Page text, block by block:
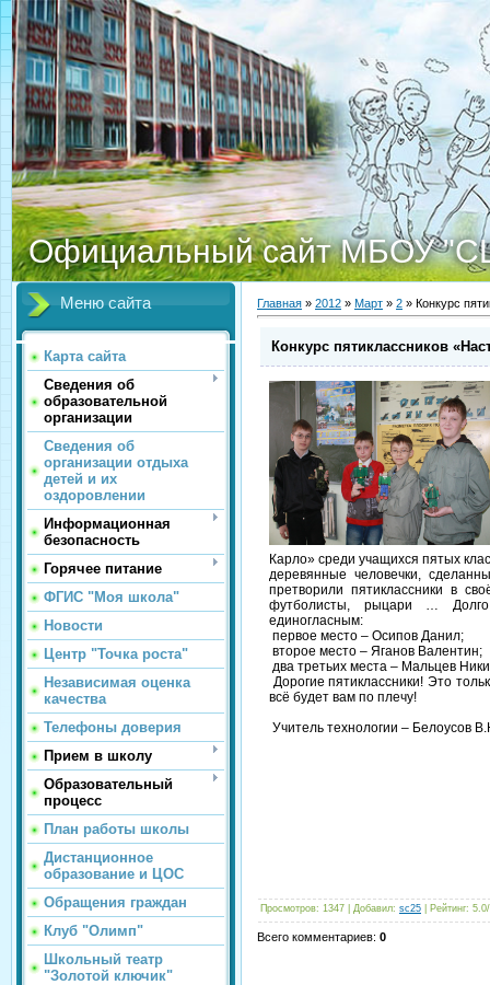
Официальный сайт МБОУ
Меню сайта
Карта сайта
Сведения об
образовательной
организации
Сведения об
организации отдыха
детей и их
оздоровлении
Информационная
безопасность
Горячее питание
ФГИС "Моя школа"
Новости
Центр "Точка роста"
Независимая оценка
качества
Телефоны доверия
Прием в школу
Образовательный
процесс
План работы школы
Дистанционное
образование и ЦОС
Обращения граждан
Клуб "Олимп"
Школьный театр
"Золотой ключик"
Главная » 2012 » Март » 2 » Конкурс
Конкурс пятиклассников
Карло» среди учащихся пятых
деревянные человечки,
претворили пятиклассники в
футболисты, рыцари …
единогласным:
первое место – Осипов Данил;
второе место – Яганов Валентин;
два третьих места – Мальцев
Дорогие пятиклассники! Это
всё будет вам по плечу!
Учитель технологии – Белоусов
Просмотров: 1347 | Добавил: sc25 Рейтинг: 5.0/
Всего комментариев: 0